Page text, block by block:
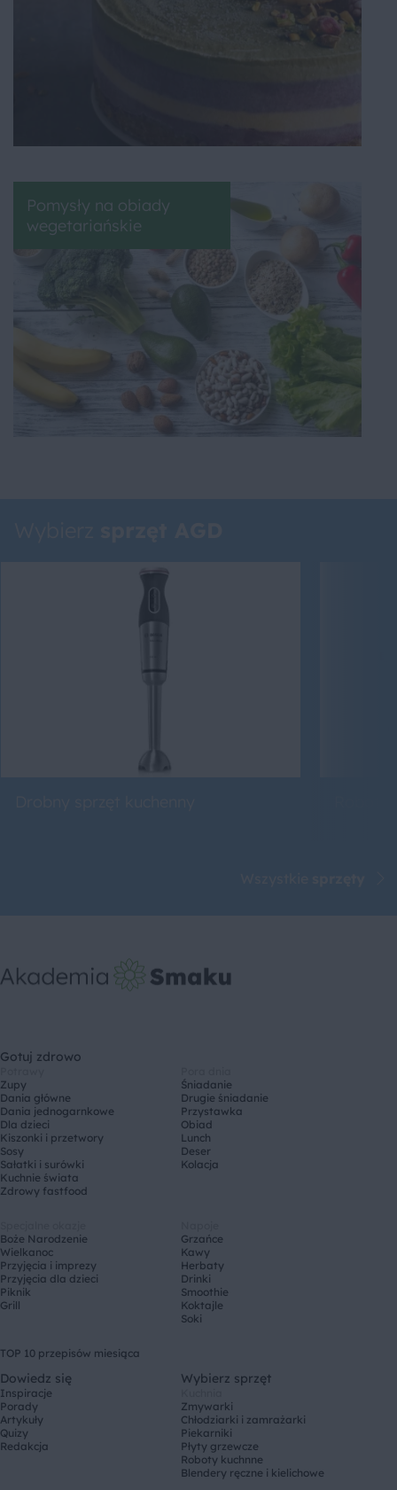
Pomysły na obiady
wegetariańskie
Gotuj zdrowo
Zupy
Dania główne
Dania jednogarnkowe
Dla dzieci
Kiszonki i przetwory
Sosy
Sałatki i surówki
Kuchnie świata
Zdrowy fastfood
Śniadanie
Drugie śniadanie
Przystawka
Obiad
Lunch
Deser
Kolacja
Boże Narodzenie
Wielkanoc
Przyjęcia i imprezy
Przyjęcia dla dzieci
Piknik
Grill
Grzańce
Kawy
Herbaty
Drinki
Smoothie
Koktajle
Soki
TOP 10 przepisów miesiąca
Dowiedz się
Inspiracje
Porady
Artykuły
Quizy
Redakcja
Wybierz sprzęt
Zmywarki
Chłodziarki i zamrażarki
Piekarniki
Płyty grzewcze
Roboty kuchnne
Blendery ręczne i kielichowe